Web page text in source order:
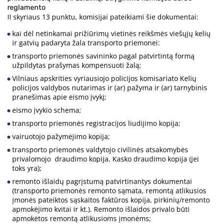
reglamento
II skyriaus 13 punktu, komisijai pateikiami šie dokumentai:
kai dėl netinkamai prižiūrimų vietinės reikšmės viešųjų kelių
ir gatvių padaryta žala transporto priemonei:
transporto priemonės savininko pagal patvirtintą formą
užpildytas prašymas kompensuoti žalą;
Vilniaus apskrities vyriausiojo policijos komisariato Kelių
policijos valdybos nutarimas ir (ar) pažyma ir (ar) tarnybinis
pranešimas apie eismo įvykį;
eismo įvykio schema;
transporto priemonės registracijos liudijimo kopija;
vairuotojo pažymėjimo kopija;
transporto priemonės valdytojo civilinės atsakomybės
privalomojo draudimo kopija, Kasko draudimo kopija (jei
toks yra);
remonto išlaidų pagrįstumą patvirtinantys dokumentai
(transporto priemonės remonto sąmata, remontą atlikusios
įmonės pateiktos sąskaitos faktūros kopija, pirkinių/remonto
apmokėjimo kvitai ir kt.). Remonto išlaidos privalo būti
apmokėtos remontą atlikusioms įmonėms;